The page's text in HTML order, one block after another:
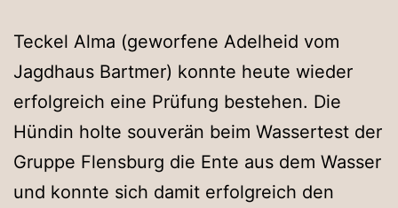
Teckel Alma (geworfene Adelheid vom
Jagdhaus Bartmer) konnte heute wieder
erfolgreich eine Prüfung bestehen. Die
Hündin holte souverän beim Wassertest der
Gruppe Flensburg die Ente aus dem Wasser
und konnte sich damit erfolgreich den